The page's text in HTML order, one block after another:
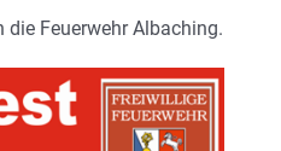
Feuerwehr Albaching.